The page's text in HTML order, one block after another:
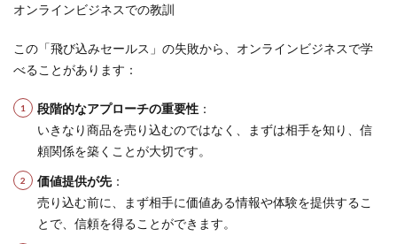
オンラインビジネスでの教訓
この「飛び込みセールス」の失敗から、オンラインビジネスで学
べることがあります：
段階的なアプローチの重要性 ：
いきなり商品を売り込むのではなく、まずは相手を知り、信
頼関係を築くことが大切です。
価値提供が先：
売り込む前に、まず相手に価値ある情報や体験を提供するこ
とで、信頼を得ることができます。